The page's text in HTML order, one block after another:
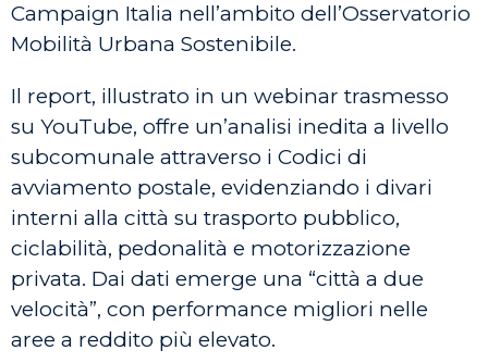
Campaign Italia nell’ambito dell’Osservatorio
Mobilità Urbana Sostenibile.
Il report, illustrato in un webinar trasmesso
su YouTube, offre un’analisi inedita a livello
subcomunale attraverso i Codici di
avviamento postale, evidenziando i divari
interni alla città su trasporto pubblico,
ciclabilità, pedonalità e motorizzazione
privata. Dai dati emerge una “città a due
velocità”, con performance migliori nelle
aree a reddito più elevato.